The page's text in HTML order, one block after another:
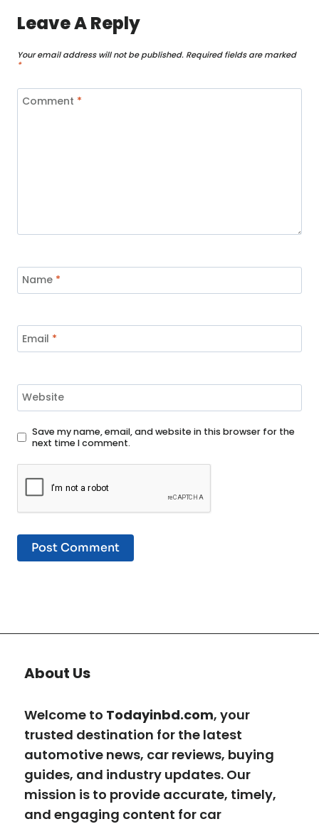
Leave A Reply
Your email address will not be published. Required fields are marked
*
Comment *
Name *
Email *
Website
Save my name, email, and website in this browser for the
next time I comment.
About Us
Welcome to Todayinbd.com, your
trusted destination for the latest
automotive news, car reviews, buying
guides, and industry updates. Our
mission is to provide accurate, timely,
and engaging content for car